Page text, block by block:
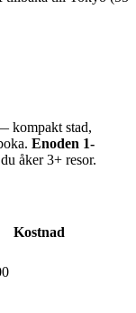
kompakt stad,
Enoden 1-
åker 3+ resor.
Kostnad